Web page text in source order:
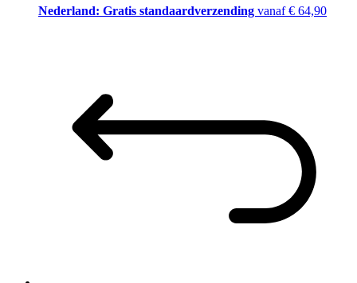
Nederland: Gratis standaardverzending vanaf € 64,90